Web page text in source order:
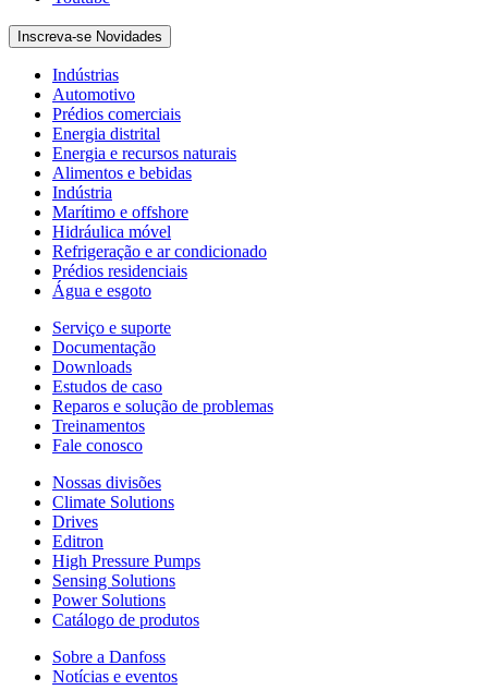
Inscreva-se Novidades
Indústrias
Automotivo
Prédios comerciais
Energia distrital
Energia e recursos naturais
Alimentos e bebidas
Indústria
Marítimo e offshore
Hidráulica móvel
Refrigeração e ar condicionado
Prédios residenciais
Água e esgoto
Serviço e suporte
Documentação
Downloads
Estudos de caso
Reparos e solução de problemas
Treinamentos
Fale conosco
Nossas divisões
Climate Solutions
Drives
Editron
High Pressure Pumps
Sensing Solutions
Power Solutions
Catálogo de produtos
Sobre a Danfoss
Notícias e eventos